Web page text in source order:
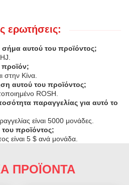
ερωτήσεις:
σήμα αυτού του προϊόντος;
προϊόν;
στην Κίνα.
αυτού του προϊόντος;
ROSH.
παραγγελίας για αυτό το
είναι 5000 μονάδες.
του προϊόντος;
είναι 5 $ ανά μονάδα.
ΠΡΟΪΟΝΤΑ